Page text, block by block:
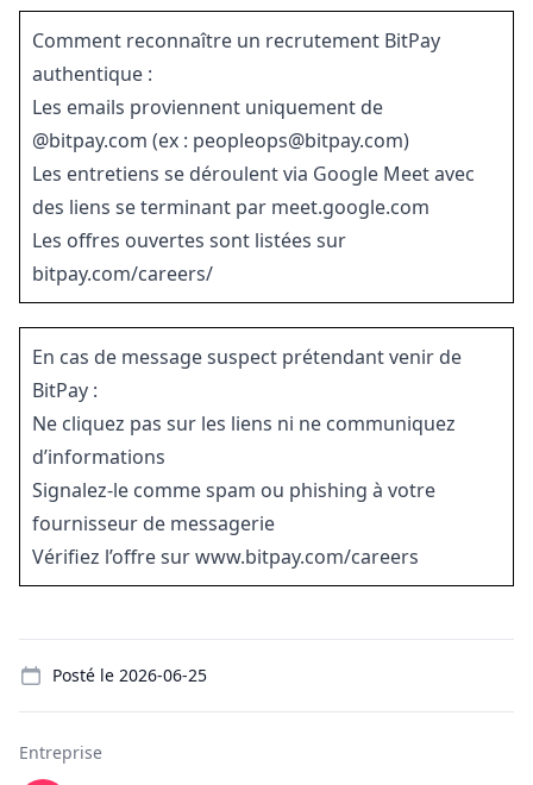
Comment reconnaître un recrutement BitPay
authentique :
Les emails proviennent uniquement de
@bitpay.com (ex : peopleops@bitpay.com)
Les entretiens se déroulent via Google Meet avec
des liens se terminant par meet.google.com
Les offres ouvertes sont listées sur
bitpay.com/careers/
En cas de message suspect prétendant venir de
BitPay :
Ne cliquez pas sur les liens ni ne communiquez
d’informations
Signalez-le comme spam ou phishing à votre
fournisseur de messagerie
Vérifiez l’offre sur www.bitpay.com/careers
Posté le 2026-06-25
Entreprise